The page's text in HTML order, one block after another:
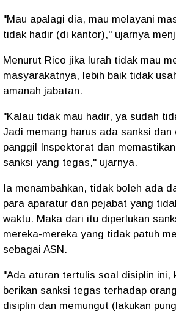
"Mau apalagi dia, mau melayani
tidak hadir (di kantor)," ujarnya
Menurut Rico jika lurah tidak mau
masyarakatnya, lebih baik tidak
amanah jabatan.
"Kalau tidak mau hadir, ya sudah
Jadi memang harus ada sanksi
panggil Inspektorat dan
sanksi yang tegas," ujarnya.
Ia menambahkan, tidak boleh ada
para aparatur dan pejabat yang
waktu. Maka dari itu diperlukan
mereka-mereka yang tidak patuh
sebagai ASN.
"Ada aturan tertulis soal disiplin ini,
berikan sanksi tegas terhadap
disiplin dan memungut (lakukan